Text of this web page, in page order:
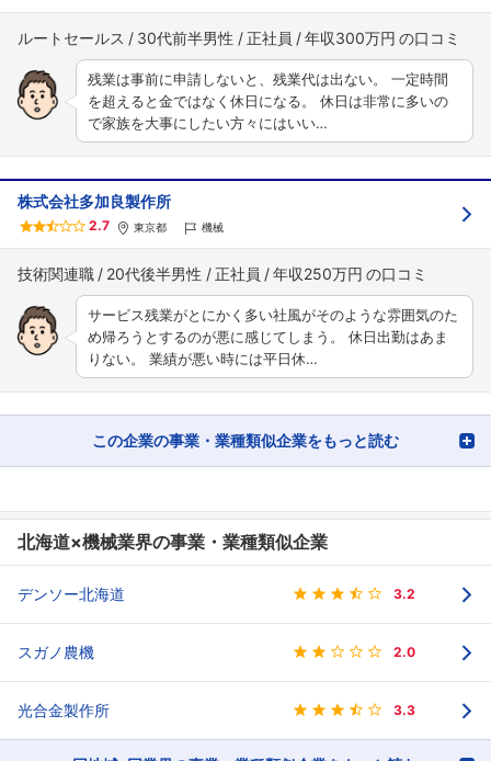
ルートセールス 30代前半男性 正社員 年収300万円
残業は事前に申請しないと、残業代は出ない。 一定時間
を超えると金ではなく休日になる。 休日は非常に多いの
で家族を大事にしたい方々にはいい…
株式会社多加良製作所
2.7 東京都 機械
技術関連職 20代後半男性 正社員 年収250万円
サービス残業がとにかく多い社風がそのような雰囲気のた
め帰ろうとするのが悪に感じてしまう。 休日出勤はあま
りない。 業績が悪い時には平日休…
この企業の事業・業種類似企業をもっと読む
北海道×機械業界の事業・業種類似企業
デンソー北海道 3.2
スガノ農機 2.0
光合金製作所 3.3